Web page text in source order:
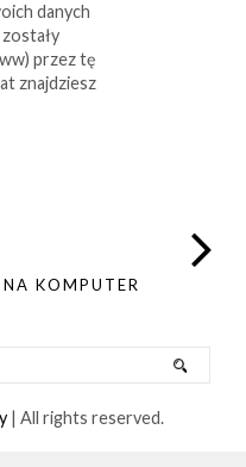
danych
przez tę
znajdziesz
KOMPUTER
| All rights reserved.